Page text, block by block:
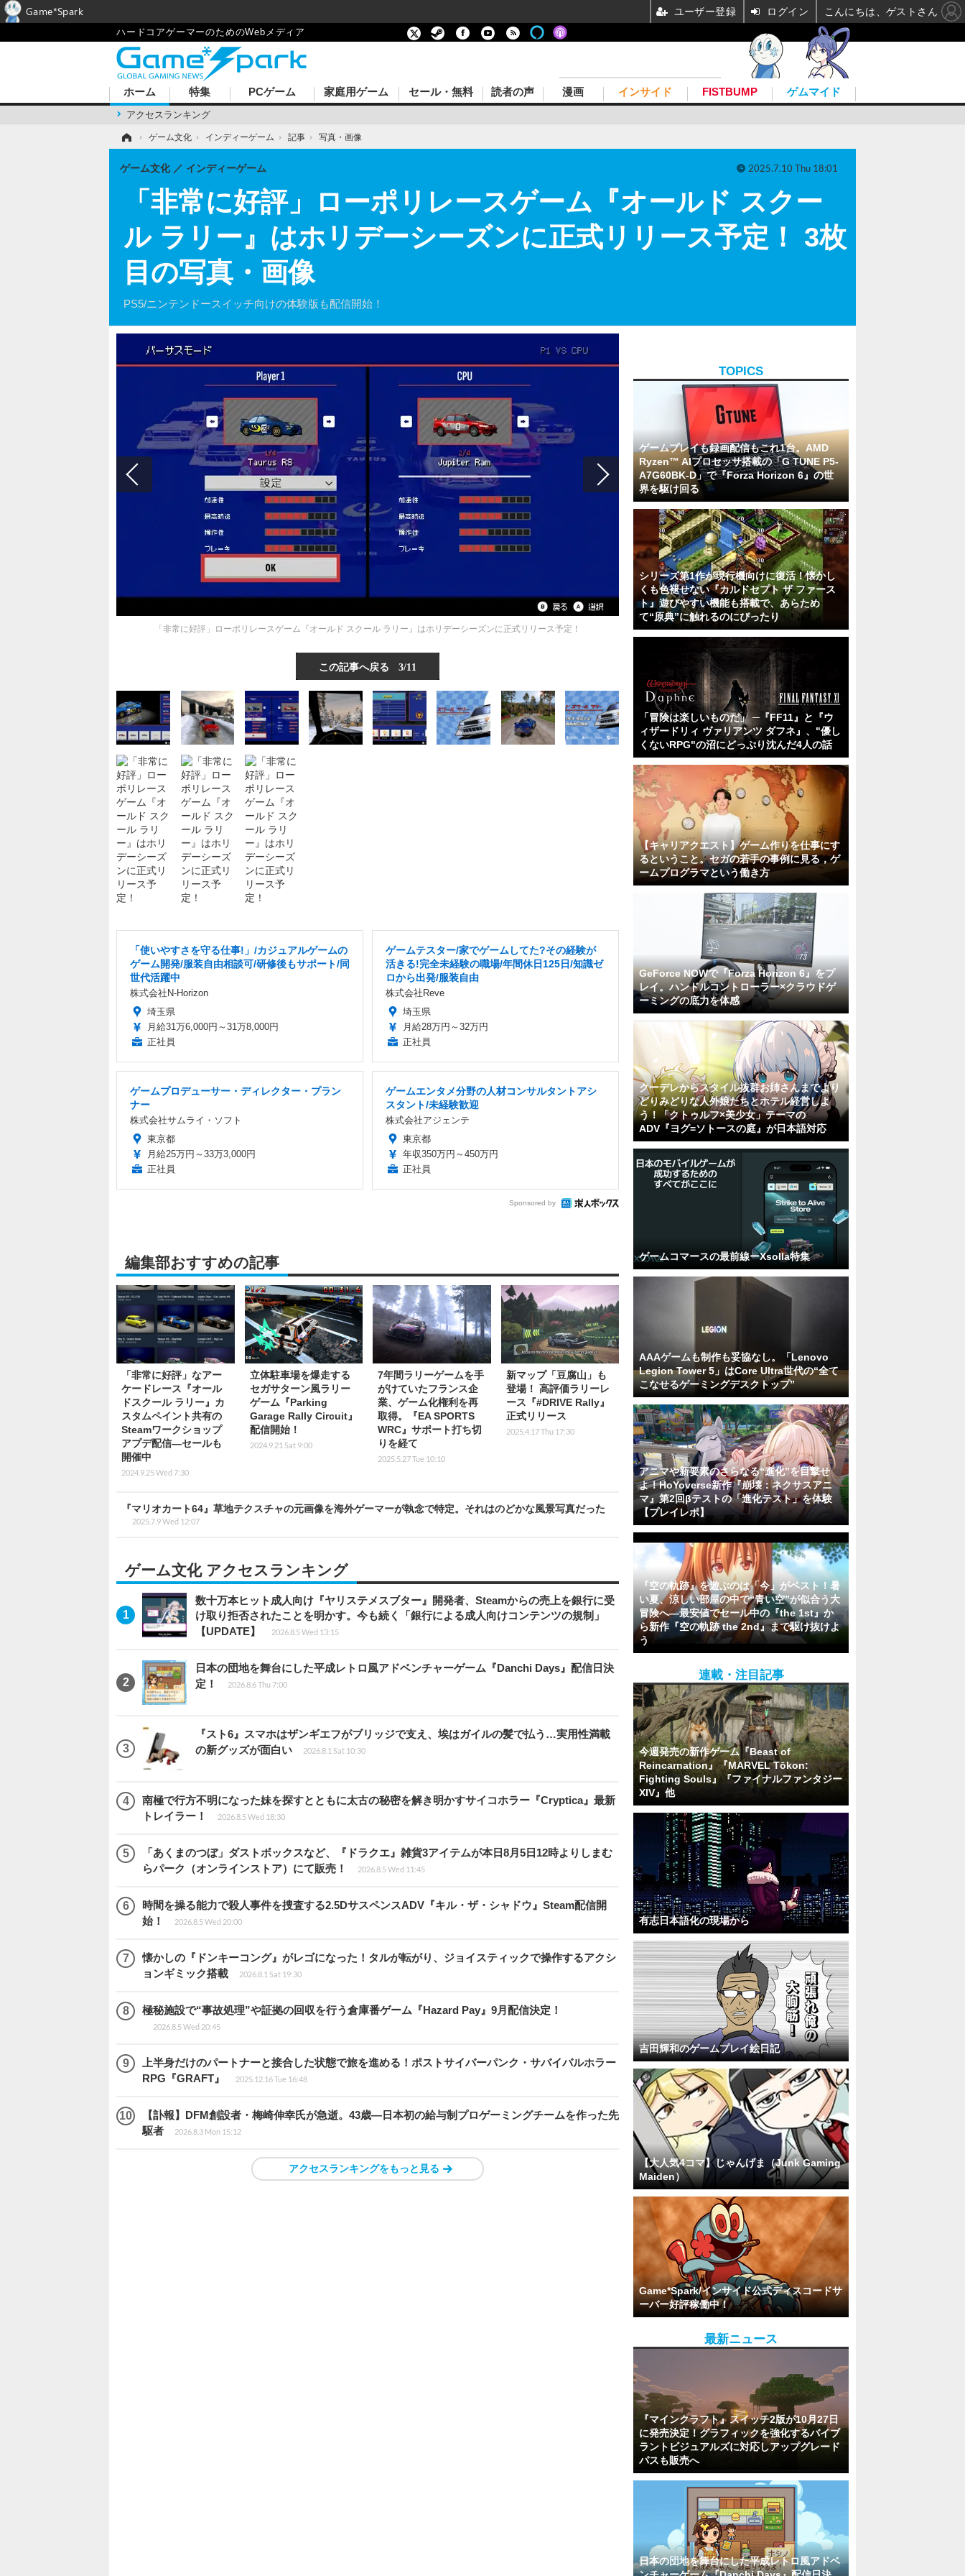
ハードコアゲーマーのためのWebメディア
ホーム
アクセスランキング
特集 PCゲーム 家庭用ゲーム セール・無料 読者の声 漫画 インサイド FISTBUMP ゲムマイド
› ゲーム文化 › インディーゲーム › 記事 › 写真・画像
「非常に好評」ローポリレースゲーム『オールド スクー
ル ラリー』はホリデーシーズンに正式リリース予定！ 3枚
目の写真・画像
PS5/ニンテンドースイッチ向けの体験版も配信開始！
ゲーム文化 インディーゲーム 2025.7.10 Thu 18:01
「非常に好評」ローポリレースゲーム『オールド スクール ラリー』はホリデーシーズンに正式リリース予定！
この記事へ戻る 3/11
「使いやすさを守る仕事!」/カジュアルゲームの
ゲーム開発/服装自由相談可/研修後もサポート/同
世代活躍中
株式会社N-Horizon
埼玉県
月給31万6,000円～31万8,000円
正社員
ゲームテスター/家でゲームしてた?その経験が
活きる!完全未経験の職場/年間休日125日/知識ゼ
ロから出発/服装自由
株式会社Reve
埼玉県
月給28万円～32万円
正社員
ゲームプロデューサー・ディレクター・プラン
ナー
株式会社サムライ・ソフト
東京都
月給25万円～33万3,000円
正社員
ゲームエンタメ分野の人材コンサルタントアシ
スタント/未経験歓迎
株式会社アジェンテ
東京都
年収350万円～450万円
正社員
Sponsored by
編集部おすすめの記事
「非常に好評」なアー
ケードレース『オール
ドスクール ラリー』カ
スタムペイント共有の
Steamワークショップ
アプデ配信―セールも
開催中
2024.9.25 Wed 7:30
立体駐車場を爆走する
セガサターン風ラリー
ゲーム『Parking
Garage Rally Circuit』
配信開始！
2024.9.21 Sat 9:00
7年間ラリーゲームを手
がけていたフランス企
業、ゲーム化権利を再
取得。『EA SPORTS
WRC』サポート打ち切
りを経て
2025.5.27 Tue 10:10
新マップ「豆腐山」も
登場！ 高評価ラリーレ
ース『#DRIVE Rally』
正式リリース
2025.4.17 Thu 17:30
『マリオカート64』草地テクスチャの元画像を海外ゲーマーが執念で特定。それはのどかな風景写真だった
2025.7.9 Wed 12:07
ゲーム文化 アクセスランキング
数十万本ヒット成人向け『ヤリステメスブター』開発者、Steamからの売上を銀行に受
け取り拒否されたことを明かす。今も続く「銀行による成人向けコンテンツの規制」
【UPDATE】
2026.8.5 Wed 13:15
日本の団地を舞台にした平成レトロ風アドベンチャーゲーム『Danchi Days』配信日決
定！
2026.8.6 Thu 7:00
『スト6』スマホはザンギエフがブリッジで支え、埃はガイルの髪で払う…実用性満載
の新グッズが面白い
2026.8.1 Sat 10:30
南極で行方不明になった妹を探すとともに太古の秘密を解き明かすサイコホラー『Cryptica』最新
トレイラー！
2026.8.5 Wed 18:30
「あくまのつぼ」ダストボックスなど、『ドラクエ』雑貨3アイテムが本日8月5日12時よりしまむ
らパーク（オンラインストア）にて販売！
2026.8.5 Wed 11:45
時間を操る能力で殺人事件を捜査する2.5DサスペンスADV『キル・ザ・シャドウ』Steam配信開
始！
2026.8.5 Wed 20:00
懐かしの『ドンキーコング』がレゴになった！タルが転がり、ジョイスティックで操作するアクシ
ョンギミック搭載
2026.8.1 Sat 19:30
極秘施設で“事故処理”や証拠の回収を行う倉庫番ゲーム『Hazard Pay』9月配信決定！
2026.8.5 Wed 20:45
上半身だけのパートナーと接合した状態で旅を進める！ポストサイバーパンク・サバイバルホラー
RPG『GRAFT』
2025.12.16 Tue 16:48
【訃報】DFM創設者・梅崎伸幸氏が急逝。43歳―日本初の給与制プロゲーミングチームを作った先
駆者
2026.8.3 Mon 15:12
アクセスランキングをもっと見る
TOPICS
ゲームプレイも録画配信もこれ1台。AMD
Ryzen™ AIプロセッサ搭載の「G TUNE P5-
A7G60BK-D」で『Forza Horizon 6』の世
界を駆け回る
シリーズ第1作が現行機向けに復活！懐かし
くも色褪せない『カルドセプト ザ ファース
ト』遊びやすい機能も搭載で、あらため
て“原典”に触れるのにぴったり
「冒険は楽しいものだ」 ─『FF11』と『ウ
ィザードリィ ヴァリアンツ ダフネ』、"優し
くないRPG"の沼にどっぷり沈んだ4人の話
【キャリアクエスト】ゲーム作りを仕事にす
るということ。セガの若手の事例に見る，ゲ
ームプログラマという働き方
GeForce NOWで『Forza Horizon 6』をプ
レイ。ハンドルコントローラー×クラウドゲ
ーミングの底力を体感
クーデレからスタイル抜群お姉さんまでより
どりみどりな人外娘たちとホテル経営しよ
う！「クトゥルフ×美少女」テーマの
ADV『ヨグ=ソトースの庭』が日本語対応
ゲームコマースの最前線ーXsolla特集
AAAゲームも制作も妥協なし。「Lenovo
Legion Tower 5」はCore Ultra世代の“全て
こなせるゲーミングデスクトップ”
アニマや新要素のさらなる“進化”を目撃せ
よ！HoYoverse新作『崩壊：ネクサスアニ
マ』第2回βテストの「進化テスト」を体験
【プレイレポ】
『空の軌跡』を遊ぶのは「今」がベスト！暑
い夏、涼しい部屋の中で“青い空”が似合う大
冒険へ―最安値でセール中の『the 1st』か
ら新作『空の軌跡 the 2nd』まで駆け抜けよ
う
連載・注目記事
今週発売の新作ゲーム『Beast of
Reincarnation』『MARVEL Tōkon:
Fighting Souls』『ファイナルファンタジー
XIV』他
有志日本語化の現場から
吉田輝和のゲームプレイ絵日記
【大人気4コマ】じゃんげま（Junk Gaming
Maiden）
Game*Spark/インサイド公式ディスコードサ
ーバー好評稼働中！
最新ニュース
『マインクラフト』スイッチ2版が10月27日
に発売決定！グラフィックを強化するバイブ
ラントビジュアルズに対応しアップグレード
パスも販売へ
日本の団地を舞台にした平成レトロ風アドベ
Game*Spark ユーザー登録 ログイン こんにちは、ゲストさん